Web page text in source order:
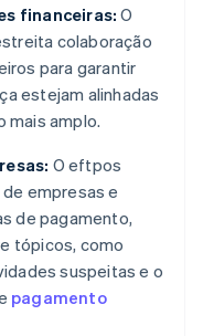
financeiras: O
colaboração
para garantir
estejam alinhadas
mais amplo.
O eftpos
empresas e
de pagamento,
tópicos, como
suspeitas e o
pagamento